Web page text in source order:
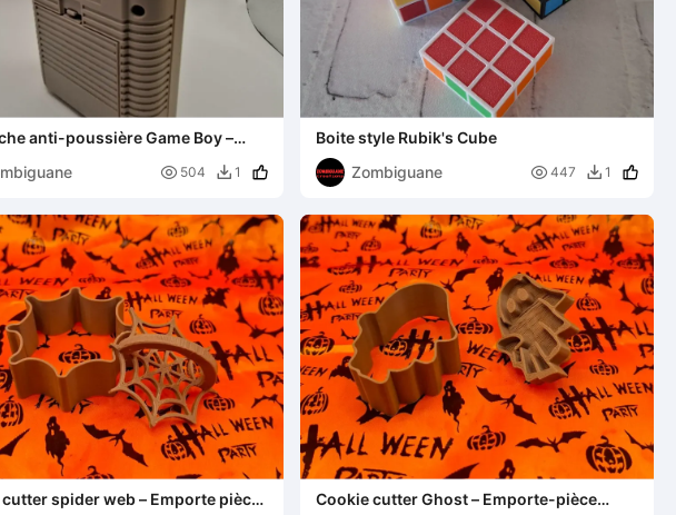
anti-poussière Game Boy –
card game
 504  1
Boite style Rubik's Cube
Zombiguane
 447  1
spider web – Emporte pièce
Cookie cutter Ghost – Emporte-pièce